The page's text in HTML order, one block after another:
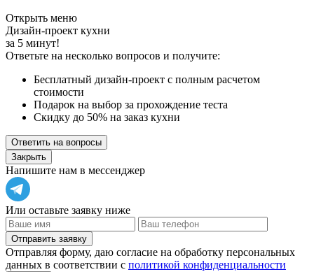
Открыть меню
Дизайн-проект кухни
за 5 минут!
Ответьте на несколько вопросов и получите:
Бесплатный дизайн-проект с полным расчетом
стоимости
Подарок на выбор за прохождение теста
Скидку до 50% на заказ кухни
Ответить на вопросы
Закрыть
Напишите нам в мессенджер
Или оставьте заявку ниже
Отправить заявку
Отправляя форму, даю согласие на обработку персональных
данных в соответствии с политикой конфиденциальности